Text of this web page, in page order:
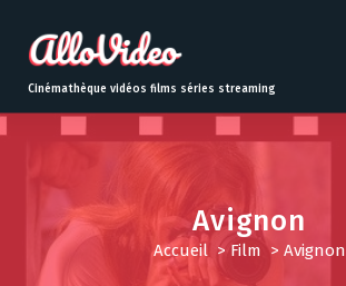
t
o
Cinémathèque vidéos films séries streaming
Avignon
Accueil>Film > Avignon